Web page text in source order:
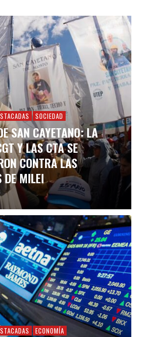
SOCIEDAD
SAN CAYETANO: LA
Y LAS CTA SE
CONTRA LAS
DE MILEI
ECONOMÍA